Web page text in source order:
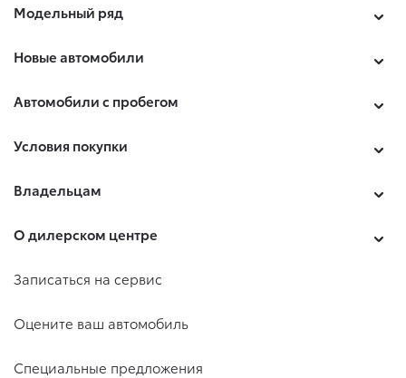
Модельный ряд
Новые автомобили
Автомобили с пробегом
Условия покупки
Владельцам
О дилерском центре
Записаться на сервис
Оцените ваш автомобиль
Специальные предложения